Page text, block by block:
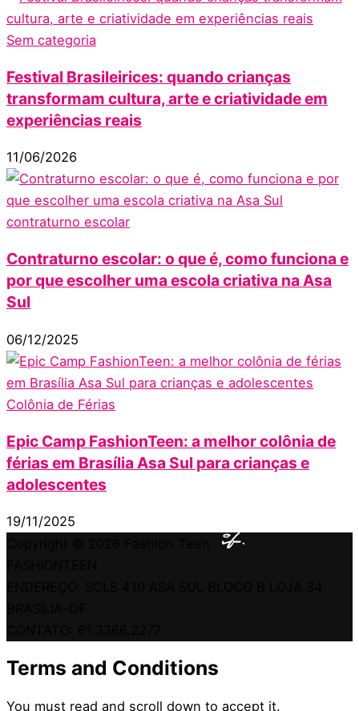
Sem categoria
Festival Brasileirices: quando crianças
transformam cultura, arte e criatividade em
experiências reais
11/06/2026
contraturno escolar
Contraturno escolar: o que é, como funciona e
por que escolher uma escola criativa na Asa
Sul
06/12/2025
Colônia de Férias
Epic Camp FashionTeen: a melhor colônia de
férias em Brasília Asa Sul para crianças e
adolescentes
19/11/2025
Terms and Conditions
You must read and scroll down to accept it.